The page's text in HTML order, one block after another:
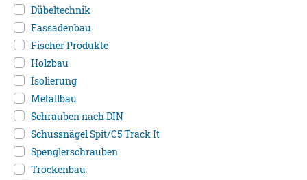
Dübeltechnik
Fassadenbau
Fischer Produkte
Holzbau
Isolierung
Metallbau
Schrauben nach DIN
Schussnägel Spit/C5 Track It
Spenglerschrauben
Trockenbau